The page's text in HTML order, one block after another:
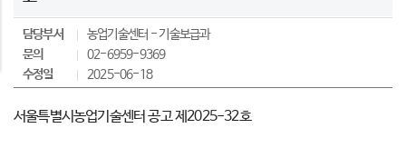
담당부서 농업기술센터
기술보급과
문의
02-6959-9369
수정일
2025-06-18
서울특별시농업기술센터 공고 제2025-32호